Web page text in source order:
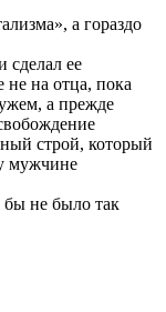
а гораздо
сделал ее
не на отца, пока
а прежде
строй, который
мужчине
бы не было так